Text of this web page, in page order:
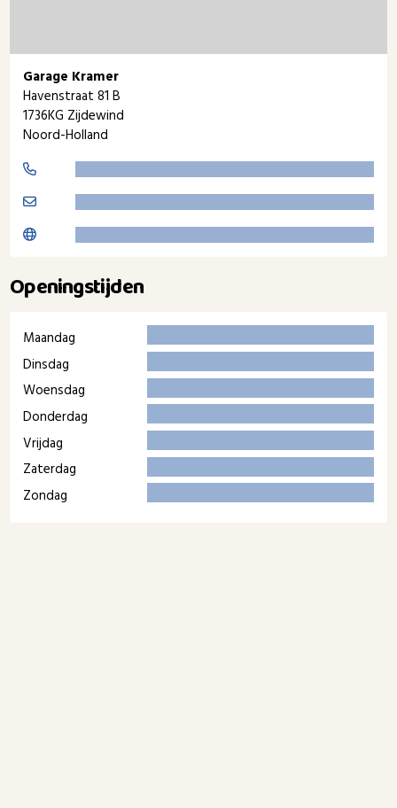
Garage Kramer
Havenstraat 81 B
1736KG Zijdewind
Noord-Holland
Openingstijden
Maandag
Dinsdag
Woensdag
Donderdag
Vrijdag
Zaterdag
Zondag